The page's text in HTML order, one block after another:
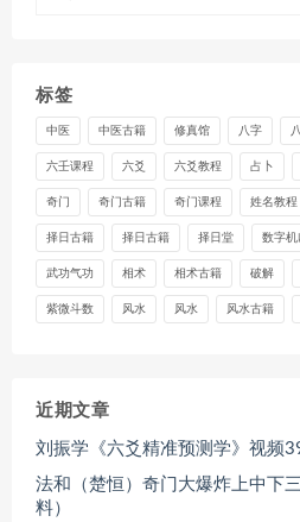
标签
中医 中医古籍 修真馆 八字
六壬课程 六爻 六爻教程 占卜
奇门 奇门古籍 奇门课程 姓名教程
择日古籍 择日古籍 择日堂 数字机
武功气功 相术 相术古籍 破解
紫微斗数 风水 风水 风水古籍
近期文章
刘振学《六爻精准预测学》视频
法和（楚恒）奇门大爆炸上中下
料）